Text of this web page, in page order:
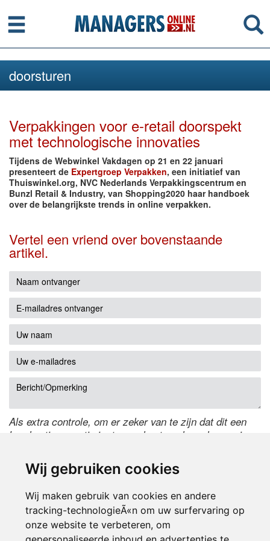
Wij gebruiken cookies
Wij maken gebruik van cookies en andere
tracking-technologieÃ«n om uw surfervaring op
onze website te verbeteren, om
Menu
doorsturen
Verpakkingen voor e-retail doorspekt
met technologische innovaties
Tijdens de Webwinkel Vakdagen op 21 en 22 januari
presenteert de Expertgroep Verpakken, een initiatief van
Thuiswinkel.org, NVC Nederlands Verpakkingscentrum en
Bunzl Retail & Industry, van Shopping2020 haar handboek
over de belangrijkste trends in online verpakken.
Vertel een vriend over bovenstaande
artikel.
Als extra controle, om er zeker van te zijn dat dit een
handmatige reactie is, typ onderstaande code over in
de code te wijzigen.